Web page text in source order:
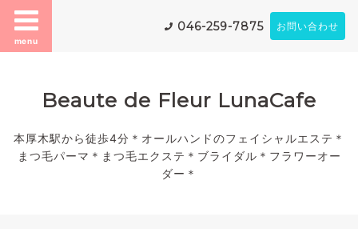
menu
046-259-7875 お問い合わせ
Beaute de Fleur LunaCafe
本厚木駅から徒歩4分＊オールハンドのフェイシャルエステ＊
まつ毛パーマ＊まつ毛エクステ＊ブライダル＊フラワーオー
ダー＊